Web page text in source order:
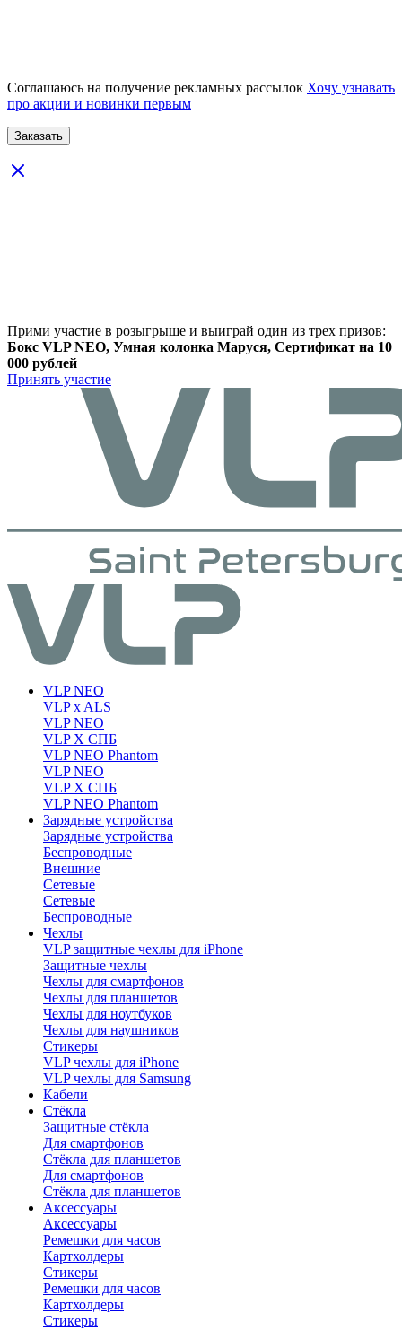
Соглашаюсь на получение рекламных рассылок Хочу узнавать
про акции и новинки первым
Прими участие в розыгрыше и выиграй один из трех призов:
Бокс VLP NEO, Умная колонка Маруся, Сертификат на 10
000 рублей
Принять участие
VLP NEO
VLP x ALS
VLP NEO
VLP X СПБ
VLP NEO Phantom
VLP NEO
VLP X СПБ
VLP NEO Phantom
Зарядные устройства
Зарядные устройства
Беспроводные
Внешние
Сетевые
Сетевые
Беспроводные
Чехлы
VLP защитные чехлы для iPhone
Защитные чехлы
Чехлы для смартфонов
Чехлы для планшетов
Чехлы для ноутбуков
Чехлы для наушников
Стикеры
VLP чехлы для iPhone
VLP чехлы для Samsung
Кабели
Стёкла
Защитные стёкла
Для смартфонов
Стёкла для планшетов
Для смартфонов
Стёкла для планшетов
Аксессуары
Аксессуары
Ремешки для часов
Картхолдеры
Стикеры
Ремешки для часов
Картхолдеры
Стикеры